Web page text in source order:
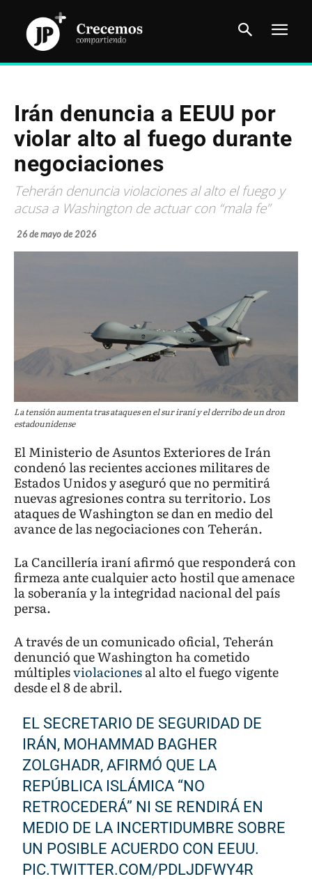
Irán denuncia a EEUU por
violar alto al fuego durante
negociaciones
Teherán denuncia violaciones al alto el fuego y
acusa a Washington de actuar con “mala fe”
26 de mayo de 2026
La tensión aumenta tras ataques en el sur iraní y el derribo de un dron
estadounidense
El Ministerio de Asuntos Exteriores de Irán
condenó las recientes acciones militares de
Estados Unidos y aseguró que no permitirá
nuevas agresiones contra su territorio. Los
ataques de Washington se dan en medio del
avance de las negociaciones con Teherán.
La Cancillería iraní afirmó que responderá con
firmeza ante cualquier acto hostil que amenace
la soberanía y la integridad nacional del país
persa.
A través de un comunicado oficial, Teherán
denunció que Washington ha cometido
múltiplesviolacionesal alto el fuego vigente
desde el 8 de abril.
EL SECRETARIO DE SEGURIDAD DE
IRÁN, MOHAMMAD BAGHER
ZOLGHADR, AFIRMÓ QUE LA
REPÚBLICA ISLÁMICA “NO
RETROCEDERÁ” NI SE RENDIRÁ EN
MEDIO DE LA INCERTIDUMBRE SOBRE
UN POSIBLE ACUERDO CON EEUU.
PIC.TWITTER.COM/PDLJDFWY4R